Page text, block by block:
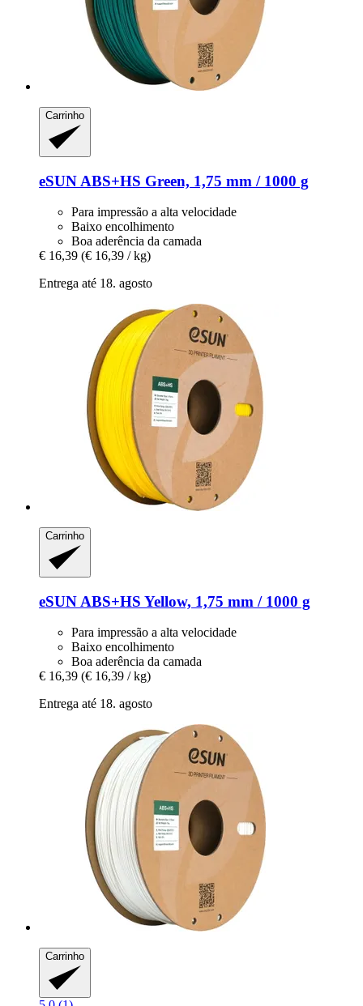
Carrinho
eSUN ABS+HS Green, 1,75 mm / 1000 g
Para impressão a alta velocidade
Baixo encolhimento
Boa aderência da camada
€ 16,39 (€ 16,39 / kg)
Entrega até 18. agosto
Carrinho
eSUN ABS+HS Yellow, 1,75 mm / 1000 g
Para impressão a alta velocidade
Baixo encolhimento
Boa aderência da camada
€ 16,39 (€ 16,39 / kg)
Entrega até 18. agosto
Carrinho